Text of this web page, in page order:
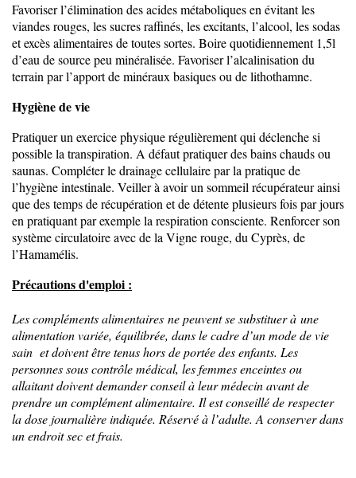
Favoriser l’élimination des acides métaboliques en évitant les
viandes rouges, les sucres raffinés, les excitants, l’alcool, les sodas
et excès alimentaires de toutes sortes. Boire quotidiennement 1,5l
d’eau de source peu minéralisée. Favoriser l’alcalinisation du
terrain par l’apport de minéraux basiques ou de lithothamne.
Hygiène de vie
Pratiquer un exercice physique régulièrement qui déclenche si
possible la transpiration. A défaut pratiquer des bains chauds ou
saunas. Compléter le drainage cellulaire par la pratique de
l’hygiène intestinale. Veiller à avoir un sommeil récupérateur ainsi
que des temps de récupération et de détente plusieurs fois par jours
en pratiquant par exemple la respiration consciente. Renforcer son
système circulatoire avec de la Vigne rouge, du Cyprès, de
l’Hamamélis.
Précautions d'emploi :
Les compléments alimentaires ne peuvent se substituer à une
alimentation variée, équilibrée, dans le cadre d’un mode de vie
sain et doivent être tenus hors de portée des enfants. Les
personnes sous contrôle médical, les femmes enceintes ou
allaitant doivent demander conseil à leur médecin avant de
prendre un complément alimentaire. Il est conseillé de respecter
la dose journalière indiquée. Réservé à l’adulte. A conserver dans
un endroit sec et frais.